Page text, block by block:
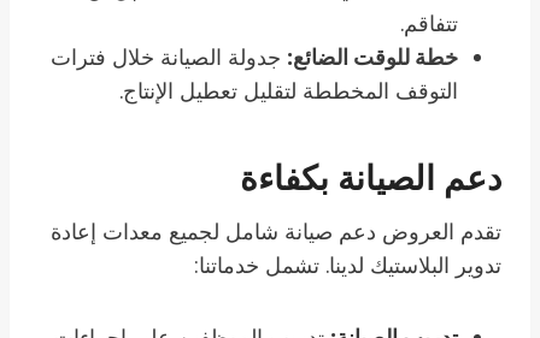
تتفاقم.
خطة للوقت الضائع: جدولة الصيانة خلال فترات
التوقف المخططة لتقليل تعطيل الإنتاج.
دعم الصيانة بكفاءة
تقدم العروض دعم صيانة شامل لجميع معدات إعادة
تدوير البلاستيك لدينا. تشمل خدماتنا: